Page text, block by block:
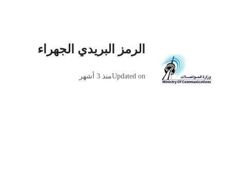
الرمز البريدي الجهراء
Updated onمنذ 3 أشهر